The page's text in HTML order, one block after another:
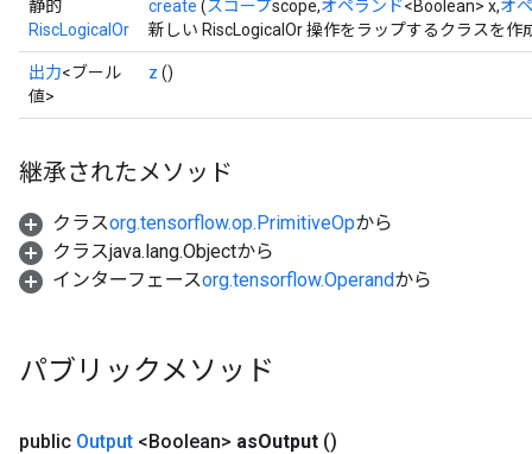
静的
RiscLogicalOr
create (スコープscope,オペランド<Boolean> x,オ
新しい RiscLogicalOr 操作をラップするクラスを作
出力<ブール
値>
z ()
継承されたメソッド
クラスorg.tensorflow.op.PrimitiveOpから
クラスjava.lang.Objectから
インターフェースorg.tensorflow.Operandから
パブリックメソッド
public Output <Boolean> asOutput ()